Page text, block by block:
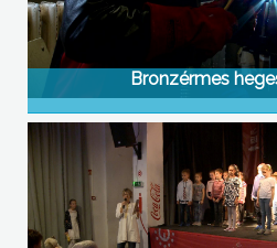
Bronzérmes